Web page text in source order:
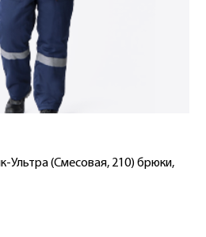
Ультра (Смесовая, 210) брюки,